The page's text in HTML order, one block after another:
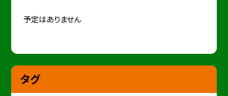
予定はありません
タグ